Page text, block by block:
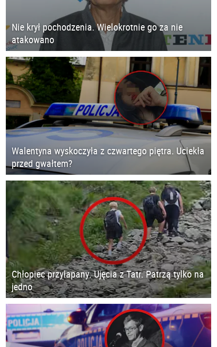
Nie krył pochodzenia. Wielokrotnie go za nie
atakowano
Walentyna wyskoczyła z czwartego piętra. Uciekła
przed gwałtem?
Chłopiec przyłapany. Ujęcia z Tatr. Patrzą tylko na
jedno